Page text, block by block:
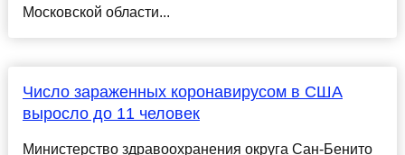
Московской области...
Число зараженных коронавирусом в США
выросло до 11 человек
Министерство здравоохранения округа Сан-Бенито